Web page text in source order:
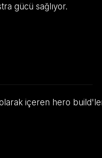
gücü sağlıyor.
içeren hero